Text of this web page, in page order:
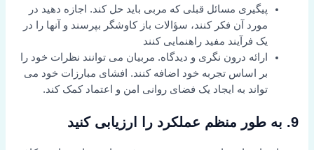
پیگیری مسائل قبلی که مربی باید حل کند. اجازه دهید در
مورد آن فکر کنند، سؤالات باز کاوشگر بپرسند و آنها را در
یک فرآیند مفید راهنمایی کنند
ارائه درون نگری و دیدگاه. مربیان می توانند نظرات خود را
بر اساس تجربه خود اضافه کنند. افشای مبارزات خود می
تواند به ایجاد یک فضای روانی امن و اعتماد کمک کند.
9. به طور منظم عملکرد را ارزیابی کنید